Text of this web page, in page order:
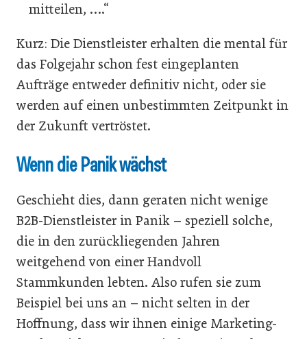
mitteilen, ….“
Kurz: Die Dienstleister erhalten die mental für
das Folgejahr schon fest eingeplanten
Aufträge entweder definitiv nicht, oder sie
werden auf einen unbestimmten Zeitpunkt in
der Zukunft vertröstet.
Wenn die Panik wächst
Geschieht dies, dann geraten nicht wenige
B2B-Dienstleister in Panik – speziell solche,
die in den zurückliegenden Jahren
weitgehend von einer Handvoll
Stammkunden lebten. Also rufen sie zum
Beispiel bei uns an – nicht selten in der
Hoffnung, dass wir ihnen einige Marketing-